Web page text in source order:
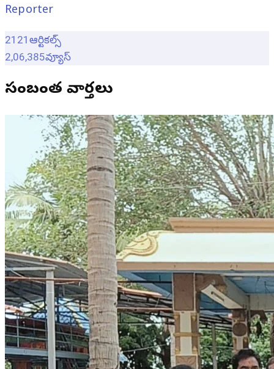
Reporter
2121 ఆర్టికల్స్
2,06,385వ్యూస్
సంబంధిత వార్తలు